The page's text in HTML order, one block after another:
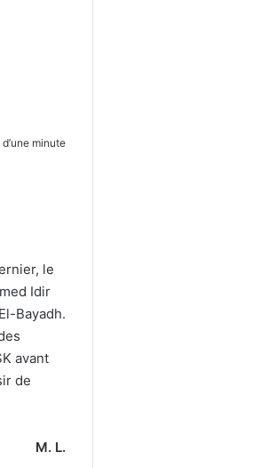
minute
le
Idir
Bayadh.
avant
de
M. L.